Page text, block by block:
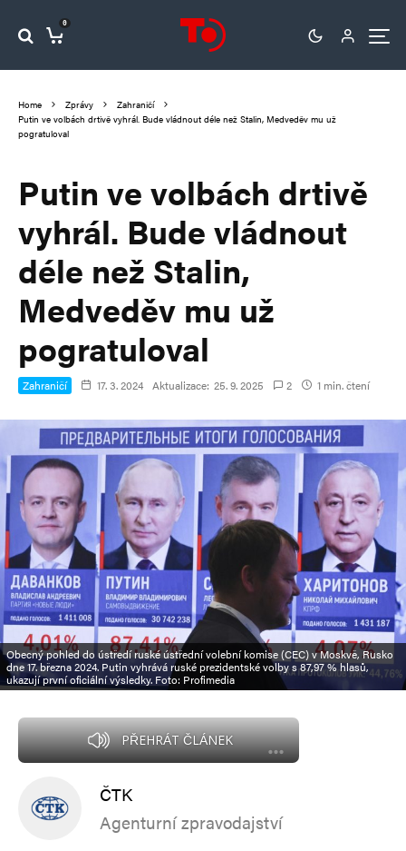
0
Home Zprávy
Zahraničí
Putin ve volbách drtivě vyhrál. Bude vládnout déle než Stalin, Medveděv mu už
pogratuloval
Putin ve volbách drtivě
vyhrál. Bude vládnout
déle než Stalin,
Medveděv mu už
pogratuloval
Zahraničí 17. 3. 2024 Aktualizace: 25. 9. 2025 2 1 min. čtení
Obecný pohled do ústředí ruské ústřední volební komise (CEC) v Moskvě, Rusko
dne 17. března 2024. Putin vyhrává ruské prezidentské volby s 87,97 % hlasů,
ukazují první oficiální výsledky. Foto: Profimedia
PŘEHRÁT ČLÁNEK
ČTK
Agenturní zpravodajství